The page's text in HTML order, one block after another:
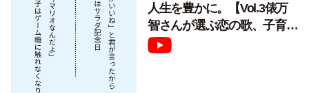
人生を豊かに。【Vol.3俵万
智さんが選ぶ恋の歌、子育て
の歌】